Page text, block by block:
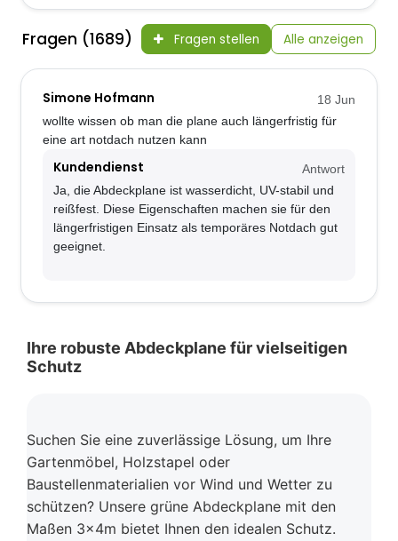
Fragen (1689) Fragen stellen Alle anzeigen
Simone Hofmann
18 Jun
wollte wissen ob man die plane auch längerfristig für
eine art notdach nutzen kann
Kundendienst
Antwort
Ja, die Abdeckplane ist wasserdicht, UV-stabil und
reißfest. Diese Eigenschaften machen sie für den
längerfristigen Einsatz als temporäres Notdach gut
geeignet.
Ihre robuste Abdeckplane für vielseitigen
Schutz
Suchen Sie eine zuverlässige Lösung, um Ihre
Gartenmöbel, Holzstapel oder
Baustellenmaterialien vor Wind und Wetter zu
schützen? Unsere grüne Abdeckplane mit den
Maßen 3x4m bietet Ihnen den idealen Schutz.